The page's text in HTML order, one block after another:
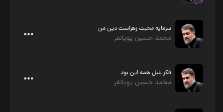
سرمایه محبت زهراست دین من
محمد حسین پویانفر
فکر بلبل همه این بود
محمد حسین پویانفر